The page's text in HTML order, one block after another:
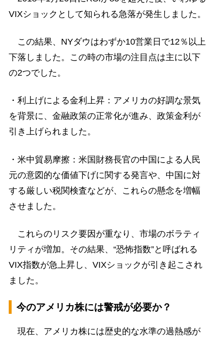
VIXショックとして知られる急落が発生しました。
この結果、NYダウはわずか10営業日で12％以上
下落しました。この時の市場の注目点は主に以下
の2つでした。
・利上げによる金利上昇：アメリカの好調な景気
を背景に、金融政策の正常化が進み、政策金利が
引き上げられました。
・米中貿易摩擦：米国財務長官の中国による人民
元の意図的な価値下げに関する発言や、中国に対
する厳しい税関検査などが、これらの懸念を増幅
させました。
これらのリスク要因が重なり、市場のボラティ
リティが増加。その結果、“恐怖指数”と呼ばれる
VIX指数が急上昇し、VIXショックが引き起こされ
ました。
今のアメリカ株には警戒が必要か？
現在、アメリカ株には歴史的な水準の過熱感が